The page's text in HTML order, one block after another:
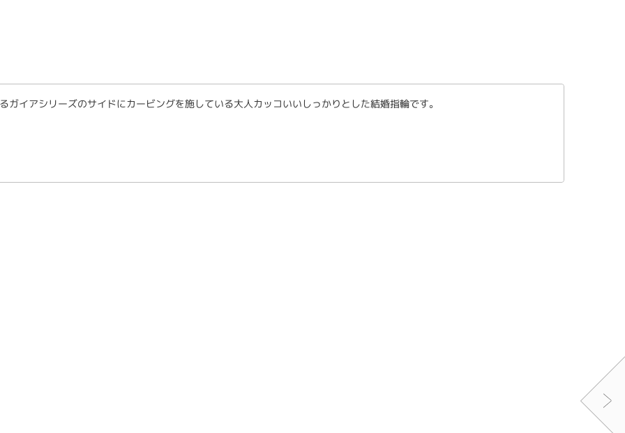
ガイアシリーズのサイドにカービングを施している大人カッコいいしっかりとした結婚指輪です。